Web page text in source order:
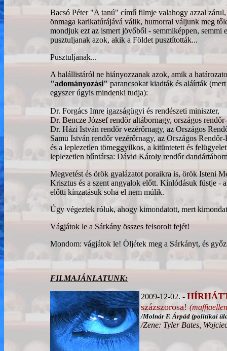
Bacsó Péter "A tanú" című filmje valahogy azzal
önmaga karikatúrájává válik, humorral váljunk meg
mondjuk ezt az ismert jövőből - semmiképpen,
pusztuljanak azok, akik a Földet pusztították...
Pusztuljanak...
A halállistáról ne hiányozzanak azok, amik a
"adományozási" parancsokat kiadták és aláírták
egyszer úgyis mindenki tudja):
Dr. Forgács Imre igazságügyi és rendészeti miniszter,
Dr. Bencze József rendőr altábornagy, országos
Dr. Házi István rendőr vezérőrnagy, az Országos
Samu István rendőr vezérőrnagy, az Országos
és a leplezetlen tömeggyilkos, a kitüntetett és
leplezetlen bűntársa: Dávid Károly rendőr
Megvetést és örök gyalázatot poraikra is, örök Isteni
Krisztus és a szent angyalok előtt. Kínlódásuk füstje -
előtti kínzatásuk soha el nem múlik.
Úgy végeztek róluk, ahogy kimondatott, mert
Vágjátok le a Sárkány összes felsorolt fejét!
Mondom: vágjátok le! Öljétek meg a Sárkányt, és
FILMAJÁNLATUNK:
2009-12-02. -
százszorosa!
/Molnár F. Árpád (politikai
/Zene: Tyler Bates,